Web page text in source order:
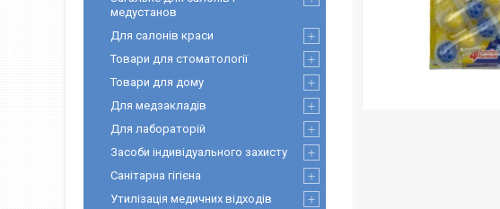
медустанов
Для салонів краси
Товари для стоматології
Товари для дому
Для медзакладів
Для лабораторій
Засоби індивідуального захисту
Санітарна гігієна
Утилізація медичних відходів